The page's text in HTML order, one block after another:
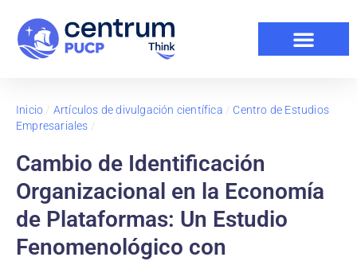
Inicio / Artículos de divulgación científica / Centro de Estudios
Empresariales /
Cambio de Identificación
Organizacional en la Economía
de Plataformas: Un Estudio
Fenomenológico con